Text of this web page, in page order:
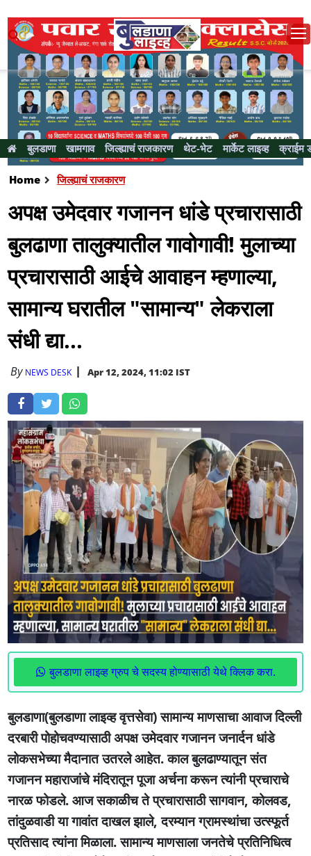
बुलडाणा खामगाव जिल्ह्याचं राजकारण थेट-भेट मार्केट लाइव्ह क्राईम
Home जिल्ह्याचं राजकारण
अपक्ष उमेदवार गजानन धांडे प्रचारासाठी
बुलढाणा तालुक्यातील गावोगावी! मुलाच्या
प्रचारासाठी आईचे आवाहन म्हणाल्या,
सामान्य घरातील "सामान्य" लेकराला
संधी द्या...
By NEWS DESK Apr 12, 2024, 11:02 IST
बुलडाणा लाइव्ह ग्रुप चे सदस्य होण्यासाठी येथे क्लिक करा.
बुलडाणा(बुलडाणा लाइव्ह वृत्तसेवा) सामान्य माणसाचा आवाज दिल्ली
दरबारी पोहोचवण्यासाठी अपक्ष उमेदवार गजानन जनार्दन धांडे
लोकसभेच्या मैदानात उतरले आहेत. काल बुलढाण्यातून संत
गजानन महाराजांचे मंदिरातून पूजा अर्चना करून त्यांनी प्रचाराचे
नारळ फोडले. आज सकाळीच ते प्रचारासाठी सागवान, कोलवड,
तांदुळवाडी या गावांत दाखल झाले, दरम्यान ग्रामस्थांचा उत्स्फूर्त
प्रतिसाद त्यांना मिळाला. सामान्य माणसाला जनतेचे प्रतिनिधित्व